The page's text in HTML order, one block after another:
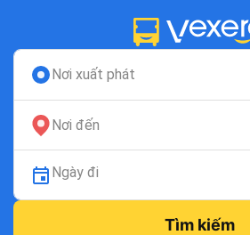
Nơi xuất phát
Nơi đến
Ngày đi
Tìm kiếm